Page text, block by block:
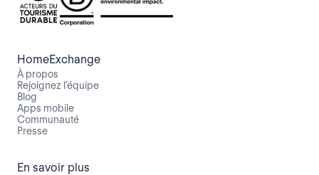
HomeExchange
À propos
Rejoignez l’équipe
Blog
Apps mobile
Communauté
Presse
En savoir plus